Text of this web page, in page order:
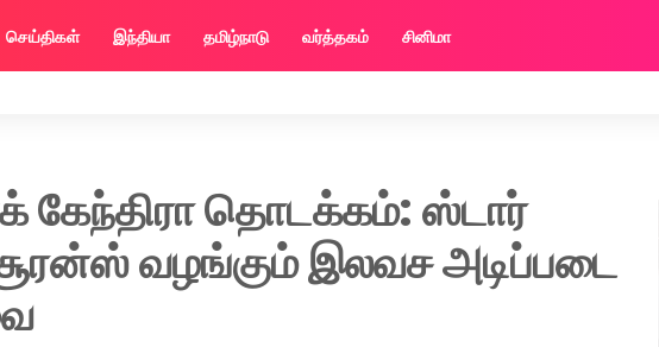
செய்திகள் இந்தியா தமிழ்நாடு வர்த்தகம் சினிமா
கேந்திரா தொடக்கம்: ஸ்டார்
வழங்கும் இலவச அடிப்படை